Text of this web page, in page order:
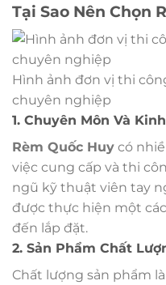
Tại Sao Nên Chọn
Hình ảnh đơn vị thi
chuyên nghiệp
1. Chuyên Môn Và
Rèm Quốc Huy có
việc cung cấp và thi
ngũ kỹ thuật viên tay
được thực hiện một
đến lắp đặt.
2. Sản Phẩm Chất
Chất lượng sản phẩm